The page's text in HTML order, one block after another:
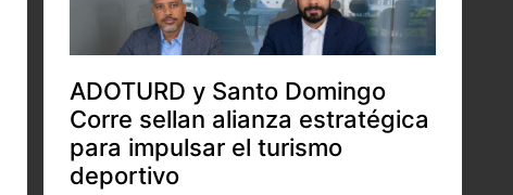
ADOTURD y Santo Domingo
Corre sellan alianza estratégica
para impulsar el turismo
deportivo